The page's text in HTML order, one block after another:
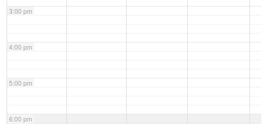
3:00 pm
4:00 pm
5:00 pm
6:00 pm